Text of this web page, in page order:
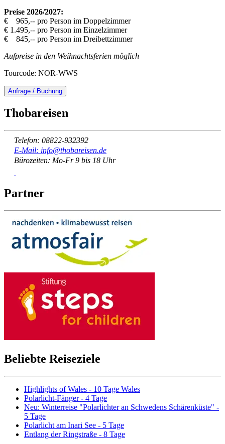
Preise 2026/2027:
€ 965,-- pro Person im Doppelzimmer
€ 1.495,-- pro Person im Einzelzimmer
€ 845,-- pro Person im Dreibettzimmer
Aufpreise in den Weihnachtsferien möglich
Tourcode: NOR-WWS
Anfrage / Buchung
Thobareisen
Telefon: 08822-932392
E-Mail: info@thobareisen.de
Bürozeiten: Mo-Fr 9 bis 18 Uhr
Partner
Beliebte Reiseziele
Highlights of Wales - 10 Tage Wales
Polarlicht-Fänger - 4 Tage
Neu: Winterreise "Polarlichter an Schwedens Schärenküste" -
5 Tage
Polarlicht am Inari See - 5 Tage
Entlang der Ringstraße - 8 Tage